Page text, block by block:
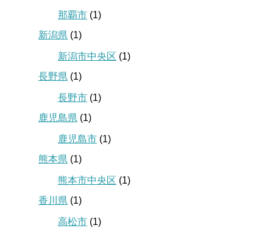
那覇市 (1)
新潟県 (1)
新潟市中央区 (1)
長野県 (1)
長野市 (1)
鹿児島県 (1)
鹿児島市 (1)
熊本県 (1)
熊本市中央区 (1)
香川県 (1)
高松市 (1)